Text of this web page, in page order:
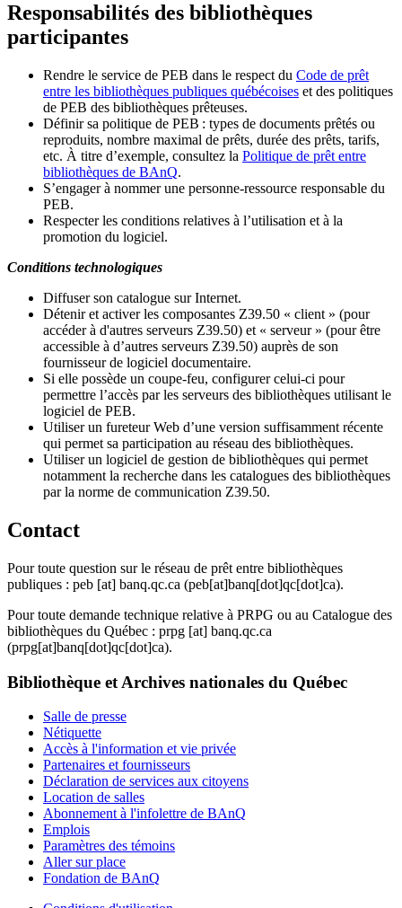
Responsabilités des bibliothèques
participantes
Rendre le service de PEB dans le respect du Code de prêt
entre les bibliothèques publiques québécoises et des politiques
de PEB des bibliothèques prêteuses.
Définir sa politique de PEB : types de documents prêtés ou
reproduits, nombre maximal de prêts, durée des prêts, tarifs,
etc. À titre d’exemple, consultez la Politique de prêt entre
bibliothèques de BAnQ.
S’engager à nommer une personne-ressource responsable du
PEB.
Respecter les conditions relatives à l’utilisation et à la
promotion du logiciel.
Conditions technologiques
Diffuser son catalogue sur Internet.
Détenir et activer les composantes Z39.50 « client » (pour
accéder à d'autres serveurs Z39.50) et « serveur » (pour être
accessible à d’autres serveurs Z39.50) auprès de son
fournisseur de logiciel documentaire.
Si elle possède un coupe-feu, configurer celui-ci pour
permettre l’accès par les serveurs des bibliothèques utilisant le
logiciel de PEB.
Utiliser un fureteur Web d’une version suffisamment récente
qui permet sa participation au réseau des bibliothèques.
Utiliser un logiciel de gestion de bibliothèques qui permet
notamment la recherche dans les catalogues des bibliothèques
par la norme de communication Z39.50.
Contact
Pour toute question sur le réseau de prêt entre bibliothèques
publiques : peb [at] banq.qc.ca (peb[at]banq[dot]qc[dot]ca).
Pour toute demande technique relative à PRPG ou au Catalogue des
bibliothèques du Québec : prpg [at] banq.qc.ca
(prpg[at]banq[dot]qc[dot]ca).
Bibliothèque et Archives nationales du Québec
Salle de presse
Nétiquette
Accès à l'information et vie privée
Partenaires et fournisseurs
Déclaration de services aux citoyens
Location de salles
Abonnement à l'infolettre de BAnQ
Emplois
Paramètres des témoins
Aller sur place
Fondation de BAnQ